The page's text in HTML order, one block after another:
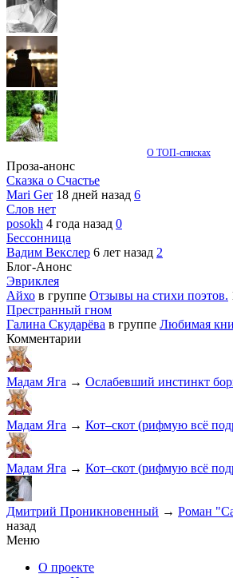
О ТОП-списках
Проза-анонс
Сказка о Счастье
Mari Ger 18 дней назад 6
Слов нет
posokh 4 года назад 0
Бессонница
Вадим Векслер 6 лет назад 2
Блог-Анонс
Эвриклея
Айхо в группе Отзывы на стихи поэтов.
Престранный гном
Галина Скударёва в группе Любимая
Комментарии
Мадам Яга → Ослабевший инстинкт
Мадам Яга → Кот–скот (рифмую всё
Мадам Яга → Кот–скот (рифмую всё
Дмитрий Проникновенный → Роман
назад
Меню
О проекте